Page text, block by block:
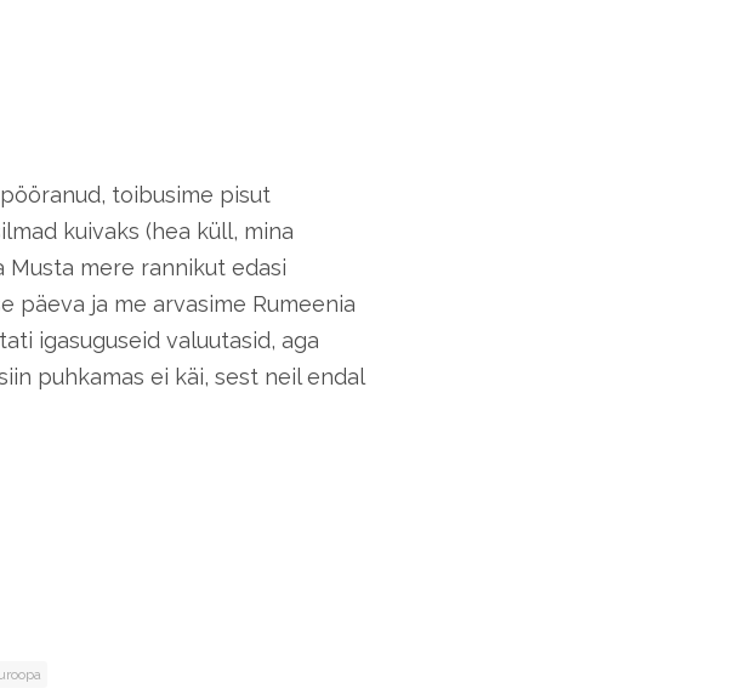
toibusime pisut
kuivaks (hea küll, mina
Musta mere rannikut edasi
päeva ja me arvasime Rumeenia
igasuguseid valuutasid, aga
puhkamas ei käi, sest neil endal